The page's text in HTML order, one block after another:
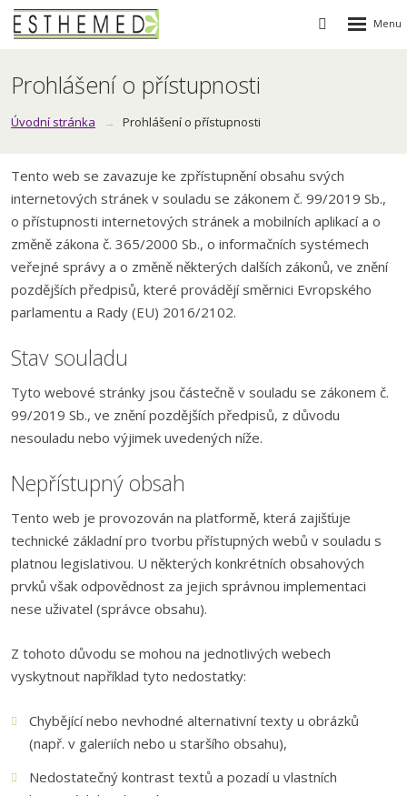
Vyhledávání
Rozbalení
Prohlášení o přístupnosti
Úvodní stránka Prohlášení o přístupnosti
Tento web se zavazuje ke zpřístupnění obsahu svých
internetových stránek v souladu se zákonem č. 99/2019 Sb.,
o přístupnosti internetových stránek a mobilních aplikací a o
změně zákona č. 365/2000 Sb., o informačních systémech
veřejné správy a o změně některých dalších zákonů, ve znění
pozdějších předpisů, které provádějí směrnici Evropského
parlamentu a Rady (EU) 2016/2102.
Stav souladu
Tyto webové stránky jsou částečně v souladu se zákonem č.
99/2019 Sb., ve znění pozdějších předpisů, z důvodu
nesouladu nebo výjimek uvedených níže.
Nepřístupný obsah
Tento web je provozován na platformě, která zajišťuje
technické základní pro tvorbu přístupných webů v souladu s
platnou legislativou. U některých konkrétních obsahových
prvků však odpovědnost za jejich správnou implementaci
nese uživatel (správce obsahu).
Z tohoto důvodu se mohou na jednotlivých webech
vyskytnout například tyto nedostatky:
Chybějící nebo nevhodné alternativní texty u obrázků
(např. v galeriích nebo u staršího obsahu),
Nedostatečný kontrast textů a pozadí u vlastních